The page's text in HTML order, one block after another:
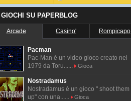
I GIOCHI SU PAPERBLOG
Arcade Casino' Rompicapo
Pacman
Pac-Man é un video gioco creato nel
1979 da Toru......
Gioca
Nostradamus
Nostradamus è un gioco " shoot them
up" con una......
Gioca